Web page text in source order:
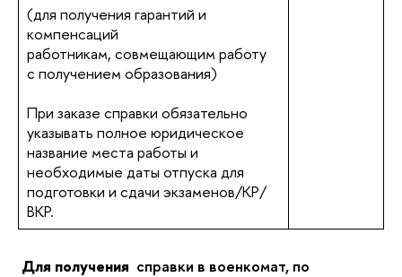
(для получения гарантий и
компенсаций
работникам, совмещающим работу
с получением образования)
При заказе справки обязательно
указывать полное юридическое
название места работы и
необходимые даты отпуска для
подготовки и сдачи экзаменов/КР/
ВКР.
Для получения справки в военкомат, по